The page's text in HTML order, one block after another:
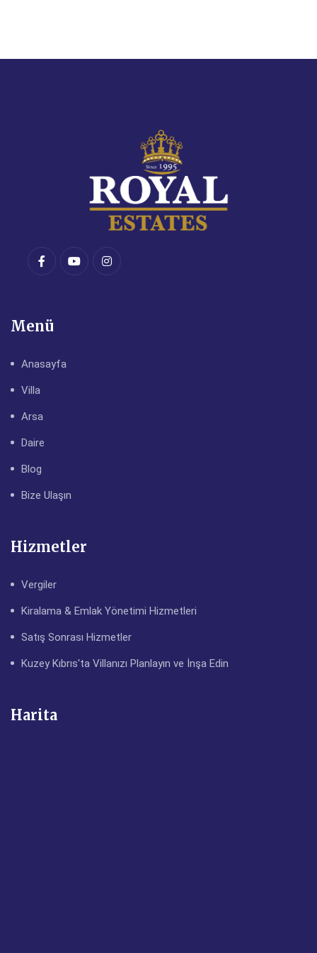
Menü
Anasayfa
Villa
Arsa
Daire
Blog
Bize Ulaşın
Hizmetler
Vergiler
Kiralama & Emlak Yönetimi Hizmetleri
Satış Sonrası Hizmetler
Kuzey Kıbrıs'ta Villanızı Planlayın ve İnşa Edin
Harita